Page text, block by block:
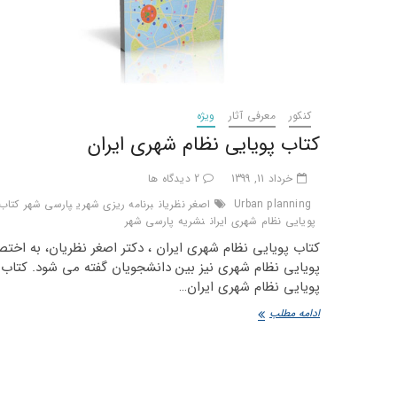
کنکور معرفی آثار ویژه
کتاب پویایی نظام شهری ایران
خرداد 11, 1399
2 دیدگاه ها
Urban planning
اصغر نظریان برنامه ریزی شهری پارسی شهر
پویایی نظام شهری ایران نشریه پارسی شهر
کتاب پویایی نظام شهری ایران ، دکتر اصغر نظریان، به
پویایی نظام شهری نیز بین دانشجویان گفته می شود. کتاب
پویایی نظام شهری ایران…
ادامه مطلب کتاب